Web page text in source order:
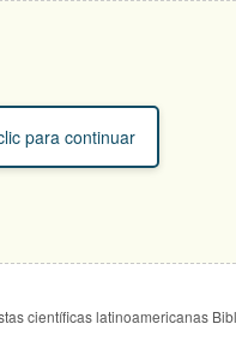
para continuar
científicas latinoamericanas